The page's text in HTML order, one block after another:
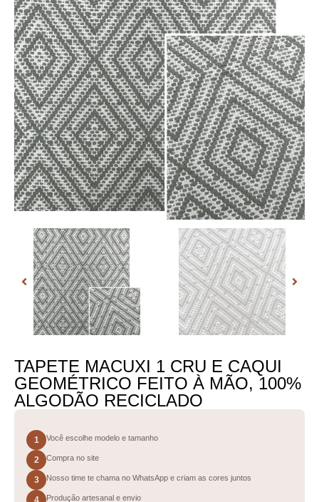
TAPETE MACUXI 1 CRU E CAQUI
GEOMÉTRICO FEITO À MÃO, 100%
ALGODÃO RECICLADO
1 Você escolhe modelo e tamanho
2 Compra no site
3 Nosso time te chama no WhatsApp e criam as cores juntos
4 Produção artesanal e envio